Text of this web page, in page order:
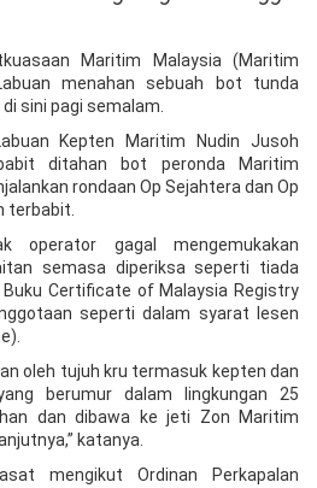
Maritim Malaysia (Maritim
menahan sebuah bot tunda
sini pagi semalam.
Kepten Maritim Nudin Jusoh
ditahan bot peronda Maritim
rondaan Op Sejahtera dan Op
terbabit.
operator gagal mengemukakan
semasa diperiksa seperti tiada
Certificate of Malaysia Registry
seperti dalam syarat lesen
oleh tujuh kru termasuk kepten dan
berumur dalam lingkungan 25
dan dibawa ke jeti Zon Maritim
katanya.
mengikut Ordinan Perkapalan